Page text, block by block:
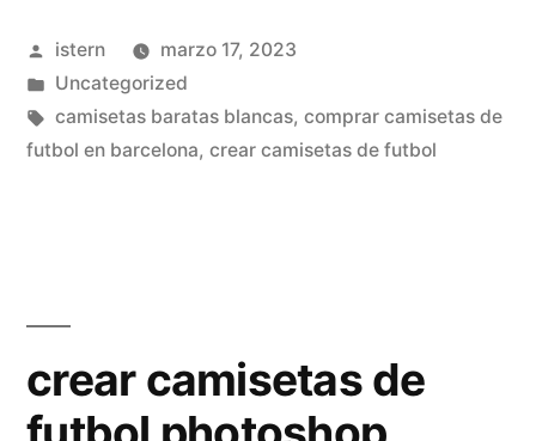
club
de
fútbol»
Publicado
por
istern
marzo 17, 2023
Publicado
en
Uncategorized
Etiquetas:
camisetas baratas blancas, comprar camisetas de
futbol en barcelona, crear camisetas de futbol
crear camisetas de